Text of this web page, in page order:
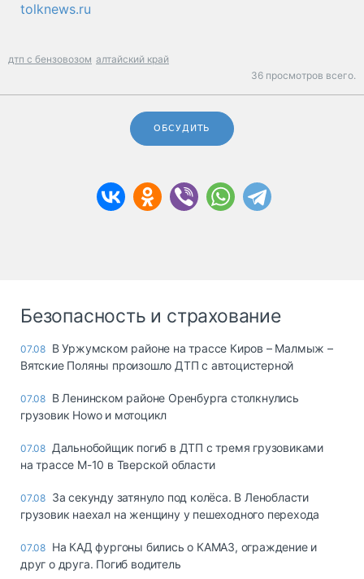
tolknews.ru
дтп с бензовозом алтайский край
36 просмотров всего.
ОБСУДИТЬ
Безопасность и страхование
07.08 В Уржумском районе на трассе Киров – Малмыж –
Вятские Поляны произошло ДТП с автоцистерной
07.08 В Ленинском районе Оренбурга столкнулись
грузовик Howo и мотоцикл
07.08 Дальнобойщик погиб в ДТП с тремя грузовиками
на трассе М-10 в Тверской области
07.08 За секунду затянуло под колёса. В Ленобласти
грузовик наехал на женщину у пешеходного перехода
07.08 На КАД фургоны бились о КАМАЗ, ограждение и
друг о друга. Погиб водитель